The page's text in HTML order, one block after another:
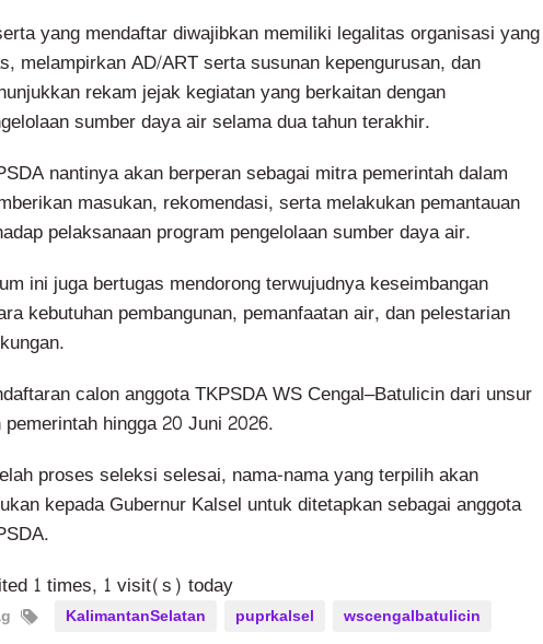
yang mendaftar diwajibkan memiliki legalitas organisasi yang
melampirkan AD/ART serta susunan kepengurusan, dan
rekam jejak kegiatan yang berkaitan dengan
sumber daya air selama dua tahun terakhir.
nantinya akan berperan sebagai mitra pemerintah dalam
masukan, rekomendasi, serta melakukan pemantauan
pelaksanaan program pengelolaan sumber daya air.
ini juga bertugas mendorong terwujudnya keseimbangan
kebutuhan pembangunan, pemanfaatan air, dan pelestarian
calon anggota TKPSDA WS Cengal–Batulicin dari unsur
pemerintah hingga 20 Juni 2026.
proses seleksi selesai, nama-nama yang terpilih akan
kepada Gubernur Kalsel untuk ditetapkan sebagai anggota
1 times, 1 visit(s) today
KalimantanSelatan puprkalsel
wscengalbatulicin